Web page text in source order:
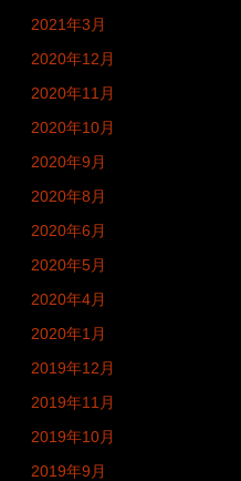
2021年3月
2020年12月
2020年11月
2020年10月
2020年9月
2020年8月
2020年6月
2020年5月
2020年4月
2020年1月
2019年12月
2019年11月
2019年10月
2019年9月